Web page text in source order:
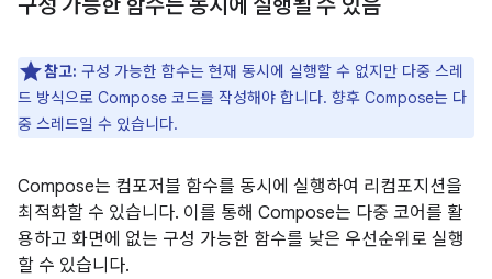
구성 가능한 함수는 동시에 실행될 수 있음
참고: 구성 가능한 함수는 현재 동시에 실행할 수 없지만 다중 스레
드 방식으로 Compose 코드를 작성해야 합니다. 향후 Compose는 다
중 스레드일 수 있습니다.
Compose는 컴포저블 함수를 동시에 실행하여 리컴포지션을
최적화할 수 있습니다. 이를 통해 Compose는 다중 코어를 활
용하고 화면에 없는 구성 가능한 함수를 낮은 우선순위로 실행
할 수 있습니다.